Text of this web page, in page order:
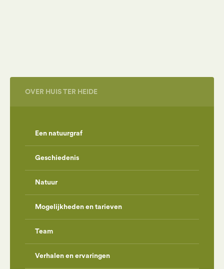
OVER HUIS TER HEIDE
Een natuurgraf
Geschiedenis
Natuur
Mogelijkheden en tarieven
Team
Verhalen en ervaringen